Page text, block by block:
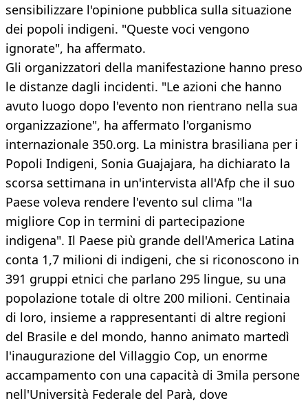
sensibilizzare l'opinione pubblica sulla situazione
dei popoli indigeni. "Queste voci vengono
ignorate", ha affermato.
Gli organizzatori della manifestazione hanno preso
le distanze dagli incidenti. "Le azioni che hanno
avuto luogo dopo l'evento non rientrano nella sua
organizzazione", ha affermato l'organismo
internazionale 350.org. La ministra brasiliana per i
Popoli Indigeni, Sonia Guajajara, ha dichiarato la
scorsa settimana in un'intervista all'Afp che il suo
Paese voleva rendere l'evento sul clima "la
migliore Cop in termini di partecipazione
indigena". Il Paese più grande dell'America Latina
conta 1,7 milioni di indigeni, che si riconoscono in
391 gruppi etnici che parlano 295 lingue, su una
popolazione totale di oltre 200 milioni. Centinaia
di loro, insieme a rappresentanti di altre regioni
del Brasile e del mondo, hanno animato martedì
l'inaugurazione del Villaggio Cop, un enorme
accampamento con una capacità di 3mila persone
nell'Università Federale del Parà, dove